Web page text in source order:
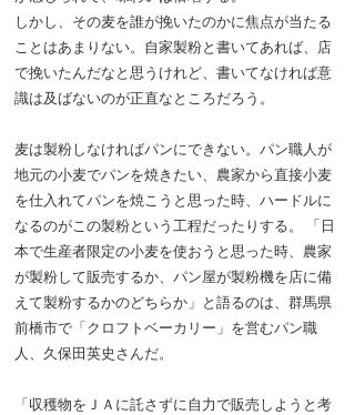
しかし、その麦を誰が挽いたのかに焦点が当たる
ことはあまりない。自家製粉と書いてあれば、店
で挽いたんだなと思うけれど、書いてなければ意
識は及ばないのが正直なところだろう。
麦は製粉しなければパンにできない。パン職人が
地元の小麦でパンを焼きたい、農家から直接小麦
を仕入れてパンを焼こうと思った時、ハードルに
なるのがこの製粉という工程だったりする。 「日
本で生産者限定の小麦を使おうと思った時、農家
が製粉して販売するか、パン屋が製粉機を店に備
えて製粉するかのどちらか」と語るのは、群馬県
前橋市で「クロフトベーカリー」を営むパン職
人、久保田英史さんだ。
「収穫物をＪＡに託さずに自力で販売しようと考